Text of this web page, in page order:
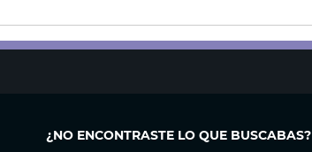
¿NO ENCONTRASTE LO QUE BUSCABAS?